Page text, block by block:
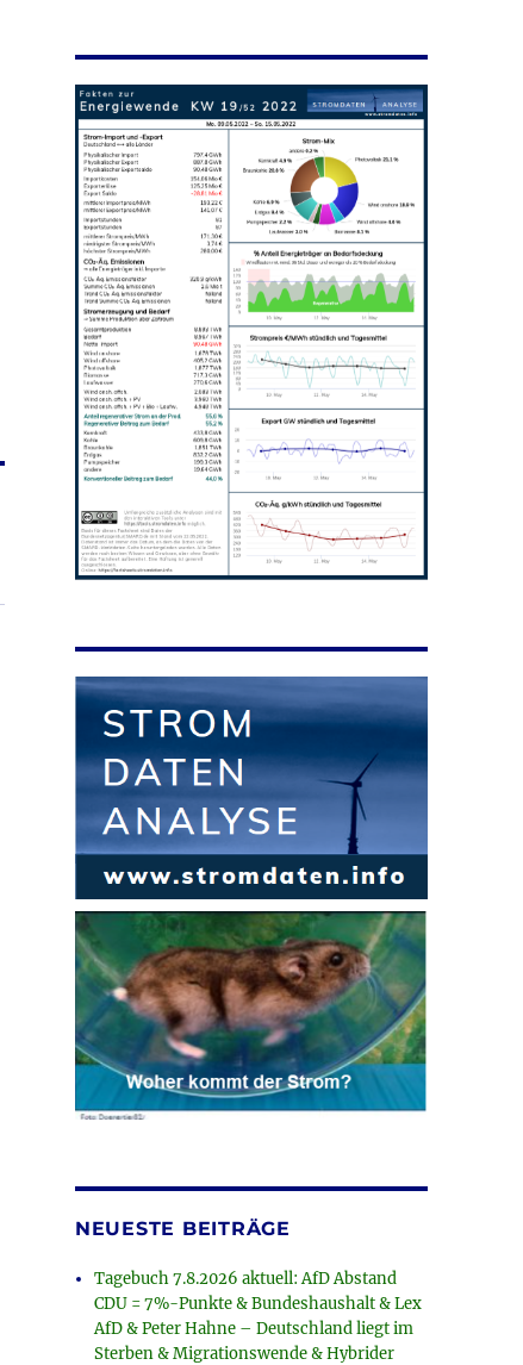
NEUESTE BEITRÄGE
Tagebuch 7.8.2026 aktuell: AfD Abstand
CDU = 7%-Punkte & Bundeshaushalt & Lex
AfD & Peter Hahne – Deutschland liegt im
Sterben & Migrationswende & Hybrider